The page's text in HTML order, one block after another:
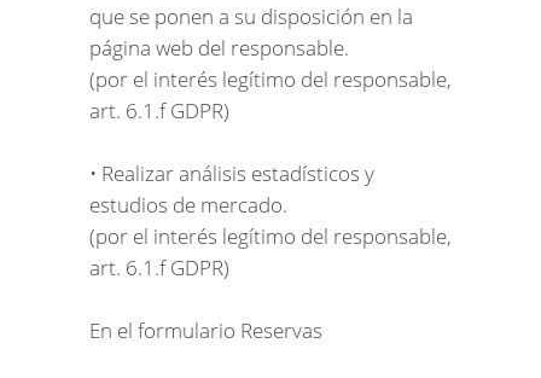
que se ponen a su disposición en la
página web del responsable.
(por el interés legítimo del responsable,
art. 6.1.f GDPR)
• Realizar análisis estadísticos y
estudios de mercado.
(por el interés legítimo del responsable,
art. 6.1.f GDPR)
En el formulario Reservas